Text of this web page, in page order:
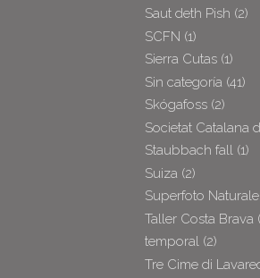
Saut deth Pish (2)
SCFN (1)
Sierra Cutas (1)
Sin categoría (41)
Skógafoss (2)
Societat Catalana
Staubbach fall (1)
Suiza (2)
Superfoto
Taller Costa Brava
temporal (2)
Tre Cime di